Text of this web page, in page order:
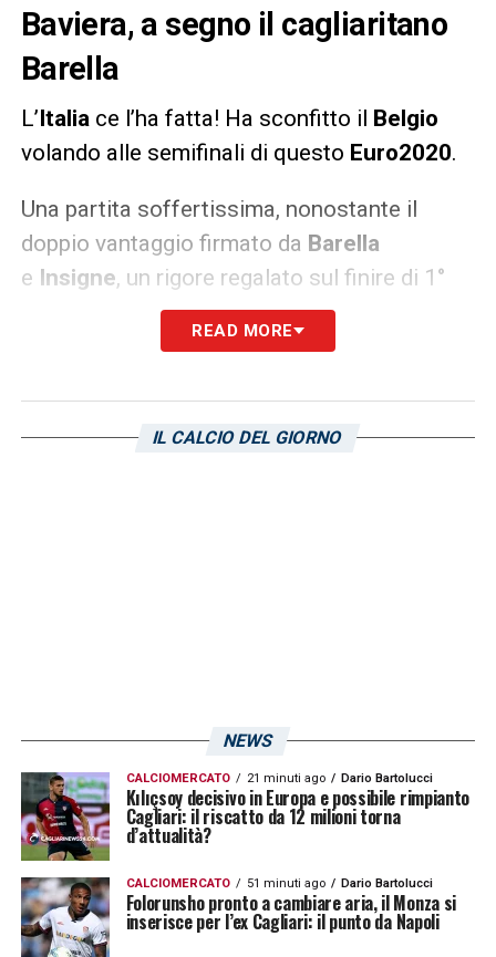
Baviera, a segno il cagliaritano
Barella
L’Italiace l’ha fatta! Ha sconfitto il Belgio
volando alle semifinali di questo Euro2020.
Una partita soffertissima, nonostante il
doppio vantaggio firmato da Barella
e Insigne, un rigore regalato sul finire di 1°
tempo permette aLukakudi riaprire la partita
ma nella ripresa la squadra diMancini
READ MORE
IL CALCIO DEL GIORNO
NEWS
CALCIOMERCATO 21 minuti ago Dario Bartolucci
Kılıçsoy decisivo in Europa e possibile rimpianto
Cagliari: il riscatto da 12 milioni torna
d’attualità?
CALCIOMERCATO 51 minuti ago Dario Bartolucci
Folorunsho pronto a cambiare aria, il Monza si
inserisce per l’ex Cagliari: il punto da Napoli